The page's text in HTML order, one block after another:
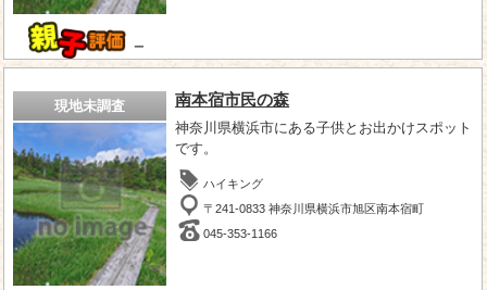
－
現地未調査 南本宿市民の森
神奈川県横浜市にある子供とお出かけスポット
です。
ハイキング
〒241-0833 神奈川県横浜市旭区南本宿町
045-353-1166